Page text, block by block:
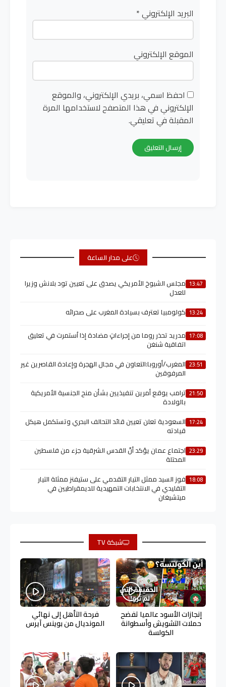
البريد الإلكتروني*
الموقع الإلكتروني
احفظ اسمي، بريدي الإلكتروني، والموقع
الإلكتروني في هذا المتصفح لاستخدامها المرة
المقبلة في تعليقي.
على مدار الساعة
13:47 مجلس الشيوخ الأمريكي يصدق على تعيين تود بلانش وزيرا
للعدل
13:24 كولومبيا تعترف بسيادة المغرب على صحرائه
17:08 مدريد تحذر روما من إجراءاتٍ مضادة إذا اُستمرت في تعليق
اتفاقية شنغن
23:51 المغرب/أوروبا:التعاون في مجال الهجرة وإعادة القاصرين غير
المرفوقين
21:50 ترامب يوقع أمرين تنفيذيين بشأن منح الجنسية الأمريكية
بالولادة
17:24 السعودية تعلن تعيين قائد التحالف البحري وتستكمل هيكل
قيادته
23:29 اجتماع عمان يؤكد أنّ القدس الشرقية جزء من فلسطين
المحتلة
18:08 فوز السيد ممثل التيار التقدمي على ستيفنز ممثلة التيار
التقليدي في الانتخابات التمهيدية للديمقراطيين في
ميتشيغان
شبكة TV
إنجازات الأسود عالميا تفضح
حملات التشويش وأسطوانة
الكولسة
فرحة التأهل إلى نهائي
المونديال من بوينس آيرس